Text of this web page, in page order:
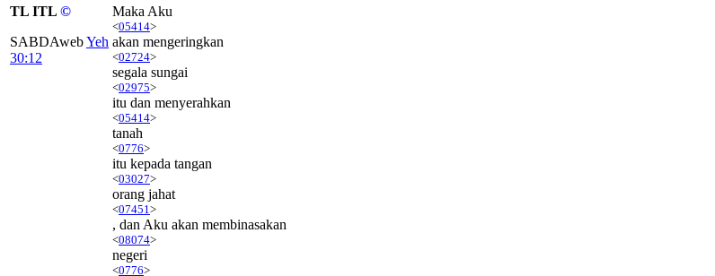
TL ITL ©
SABDAwebYeh
30:12
Maka Aku
<05414>
akan mengeringkan
<02724>
segala sungai
<02975>
itu dan menyerahkan
<05414>
tanah
<0776>
itu kepada tangan
<03027>
orang jahat
<07451 >
, dan Aku akan membinasakan
<08074>
negeri
<0776>